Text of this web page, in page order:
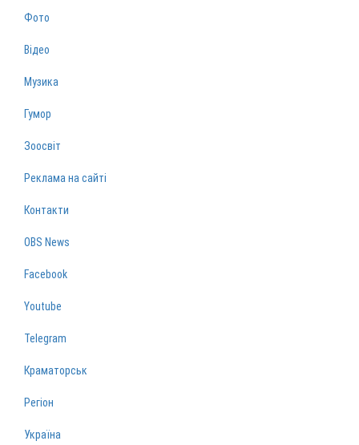
Фото
Відео
Музика
Гумор
Зоосвіт
Реклама на сайті
Контакти
OBS News
Facebook
Youtube
Telegram
Краматорськ
Регіон
Україна